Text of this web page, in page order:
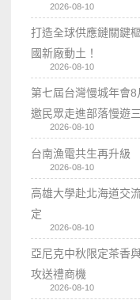
2026-08-10
打造全球供應鏈關鍵
國新廠動土！
2026-08-10
第七屆台灣慢城年會
邀民眾走進部落慢遊
2026-08-10
台南漁電共生再升級
2026-08-10
高雄大學赴北海道交
定
2026-08-10
亞尼克中秋限定茶香
攻送禮商機
2026-08-10